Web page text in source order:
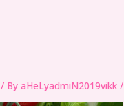
/ ByaHeLyadmiN2019vikk/